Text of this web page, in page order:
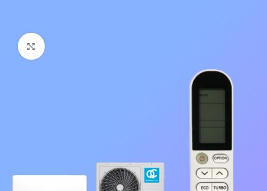
Нажмите, чтобы увеличить изображение